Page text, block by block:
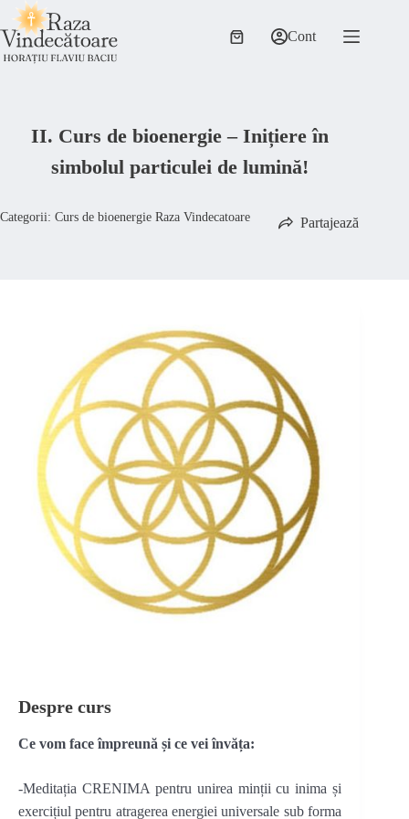
Sari
conținut
Coș
Cont
II. Curs de bioenergie – Inițiere în
simbolul particulei de lumină!
Categorii: Curs de bioenergie Raza Vindecatoare Partajează
Despre curs
Ce vom face împreună și ce vei învăța:
-Meditația CRENIMA pentru unirea minții cu inima și
exercițiul pentru atragerea energiei universale sub forma